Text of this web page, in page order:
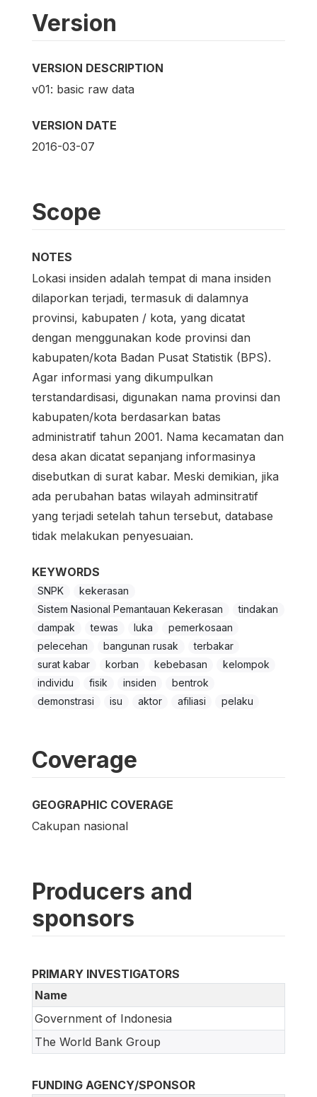
Version
VERSION DESCRIPTION
v01: basic raw data
VERSION DATE
2016-03-07
Scope
NOTES
Lokasi insiden adalah tempat di mana insiden
dilaporkan terjadi, termasuk di dalamnya
provinsi, kabupaten / kota, yang dicatat
dengan menggunakan kode provinsi dan
kabupaten/kota Badan Pusat Statistik (BPS).
Agar informasi yang dikumpulkan
terstandardisasi, digunakan nama provinsi dan
kabupaten/kota berdasarkan batas
administratif tahun 2001. Nama kecamatan dan
desa akan dicatat sepanjang informasinya
disebutkan di surat kabar. Meski demikian, jika
ada perubahan batas wilayah adminsitratif
yang terjadi setelah tahun tersebut, database
tidak melakukan penyesuaian.
KEYWORDS
SNPK
kekerasan
Sistem Nasional Pemantauan Kekerasan
tindakan
dampak
tewas luka
pemerkosaan
pelecehan
bangunan rusak
terbakar
surat kabar
korban kebebasan
kelompok
individu
fisik insiden
bentrok
demonstrasi
isu aktor afiliasi pelaku
Coverage
GEOGRAPHIC COVERAGE
Cakupan nasional
Producers and
sponsors
PRIMARY INVESTIGATORS
Name
Government of Indonesia
The World Bank Group
FUNDING AGENCY/SPONSOR